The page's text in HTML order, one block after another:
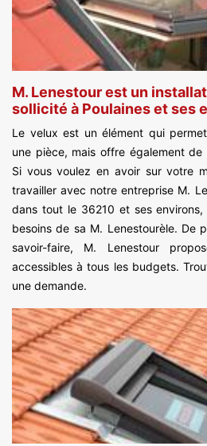
M. Lenestour est un
sollicité à Poulaines et ses
Le velux est un élément qui
une pièce, mais offre également de
Si vous voulez en avoir sur votre
travailler avec notre entreprise M.
dans tout le 36210 et ses
besoins de sa M. Lenestourèle. De
savoir-faire, M. Lenestour
accessibles à tous les budgets.
une demande.